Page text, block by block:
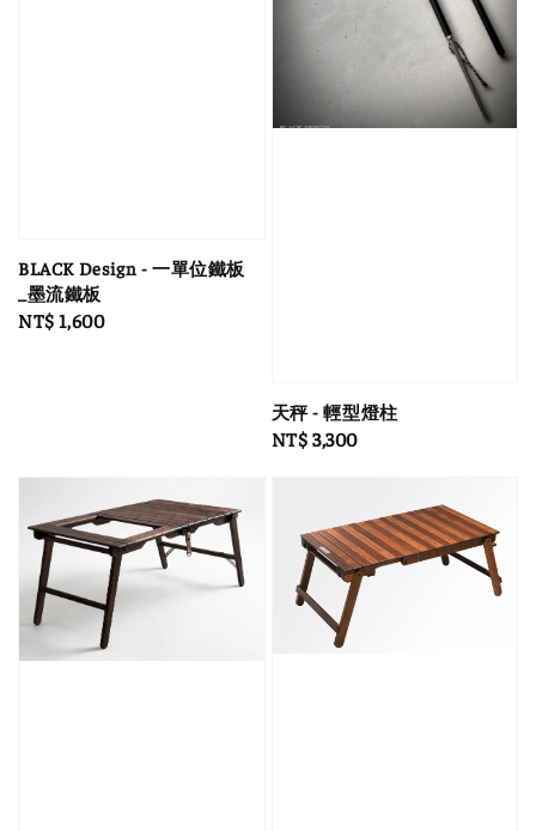
BLACK Design - 一單位鐵板
_墨流鐵板
Regular
NT$ 1,600
天秤 - 輕型燈柱
Regular
NT$ 3,300